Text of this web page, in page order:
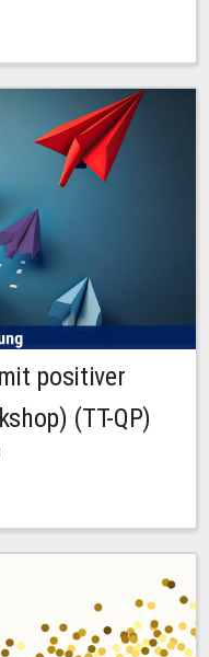
LehreLernen)
positiver
(TT-QP)